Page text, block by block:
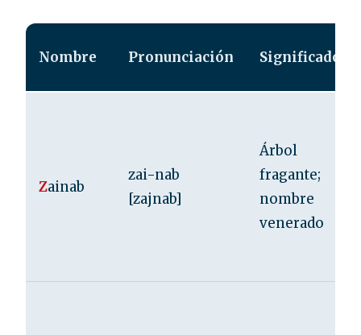
Nombre Pronunciación Significado
Zainab
zai-nab
[zajnab]
Árbol
fragante;
nombre
venerado